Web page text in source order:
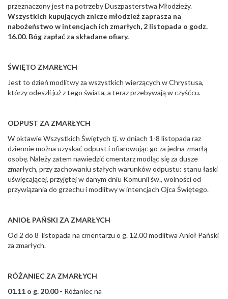
przeznaczony jest na potrzeby Duszpasterstwa Młodzieży.
Wszystkich kupujących znicze młodzież zaprasza na
nabożeństwo w intencjach ich zmarłych, 2 listopada o godz.
16.00. Bóg zapłać za składane ofiary.
ŚWIĘTO ZMARŁYCH
Jest to dzień modlitwy za wszystkich wierzących w Chrystusa,
którzy odeszli już z tego świata, a teraz przebywają w czyśćcu.
ODPUST ZA ZMARŁYCH
W oktawie Wszystkich Świętych tj. w dniach 1-8 listopada raz
dziennie można uzyskać odpust i ofiarowując go za jedna zmarłą
osobę. Należy zatem nawiedzić cmentarz modląc się za dusze
zmarłych, przy zachowaniu stałych warunków odpustu: stanu łaski
uświęcającej, przyjętej w danym dniu Komunii św., wolności od
przywiązania do grzechu i modlitwy w intencjach Ojca Świętego.
ANIOŁ PAŃSKI ZA ZMARŁYCH
Od 2 do 8 listopada na cmentarzu o g. 12.00 modlitwa Anioł Pański
za zmarłych.
RÓŻANIEC ZA ZMARŁYCH
01.11 o g. 20.00 - Różaniec na